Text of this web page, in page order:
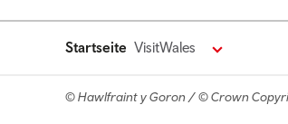
Startseite VisitWales
© Hawlfraint y Goron / © Crown